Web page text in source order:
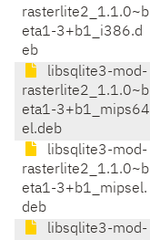
rasterlite2_1.1.0~b
eta1-3+b1_i386.d
eb
libsqlite3-mod-
rasterlite2_1.1.0~b
eta1-3+b1_mips64
el.deb
libsqlite3-mod-
rasterlite2_1.1.0~b
eta1-3+b1_mipsel.
deb
libsqlite3-mod-